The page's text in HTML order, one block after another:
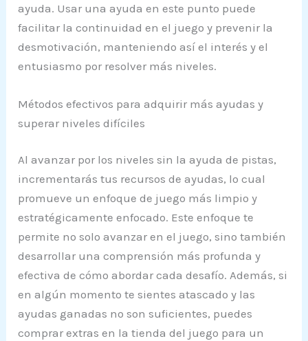
ayuda. Usar una ayuda en este punto puede
facilitar la continuidad en el juego y prevenir la
desmotivación, manteniendo así el interés y el
entusiasmo por resolver más niveles.
Métodos efectivos para adquirir más ayudas y
superar niveles difíciles
Al avanzar por los niveles sin la ayuda de pistas,
incrementarás tus recursos de ayudas, lo cual
promueve un enfoque de juego más limpio y
estratégicamente enfocado. Este enfoque te
permite no solo avanzar en el juego, sino también
desarrollar una comprensión más profunda y
efectiva de cómo abordar cada desafío. Además, si
en algún momento te sientes atascado y las
ayudas ganadas no son suficientes, puedes
comprar extras en la tienda del juego para un